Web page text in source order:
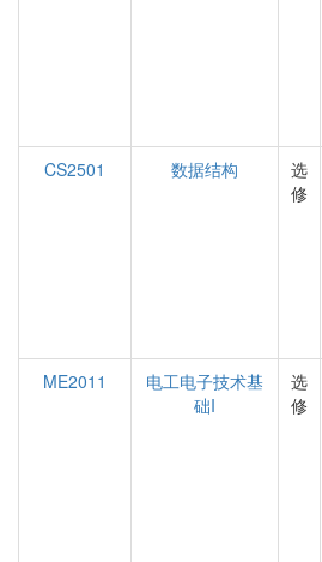
CS2501
数据结构
选
修
ME2011
电工电子技术基
础I
选
修